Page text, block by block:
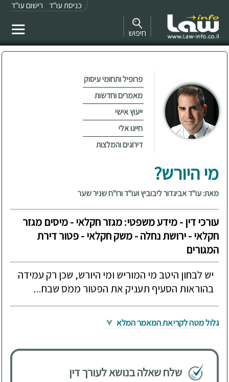
כניסת עו"ד רישום עו"ד
חיפוש
פרופיל ותחומי עיסוק
מאמרים וחדשות
ייעוץ אישי
חייגו אלי
דירוגים והמלצות
מי היורש?
מאת: עו"ד אביגדור ליבוביץ ועו"ד ורו"ח שניר שער
עורכי דין - מידע משפטי: מגזר חקלאי - מיסים מגזר
חקלאי - ירושת נחלה - משק חקלאי - פטור דירת
המגורים
יש לבחון היטב מי המוריש ומי היורש, שכן רק עמידה
בהוראות הסעיף תעניק את הפטור ממס שבח...
גלול מטה לקריאת המאמר המלא
שלח שאלה בנושא לעורך דין